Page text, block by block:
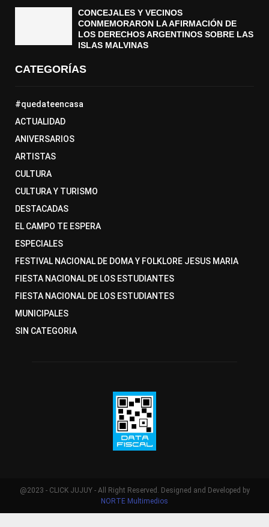
CONCEJALES Y VECINOS
CONMEMORARON LA AFIRMACIÓN DE
LOS DERECHOS ARGENTINOS SOBRE LAS
ISLAS MALVINAS
CATEGORÍAS
#quedateencasa
ACTUALIDAD
ANIVERSARIOS
ARTISTAS
CULTURA
CULTURA Y TURISMO
DESTACADAS
EL CAMPO TE ESPERA
ESPECIALES
FESTIVAL NACIONAL DE DOMA Y FOLKLORE JESUS MARIA
FIESTA NACIONAL DE LOS ESTUDIANTES
FIESTA NACIONAL DE LOS ESTUDIANTES
MUNICIPALES
SIN CATEGORIA
@2023 - CLICK JUJUY - All Right Reserved. Designed and Developed by
NORTE Multimedios